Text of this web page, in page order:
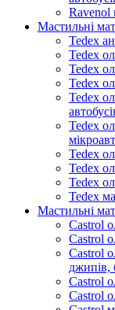
Ravenol
Мастильні
Tedex
Tedex
Tedex
Tedex
Tedex
Tedex
Tedex
Tedex
Tedex
Tedex
Мастильні
Castrol
Castrol
Castrol
джипів,
Castrol
Castrol